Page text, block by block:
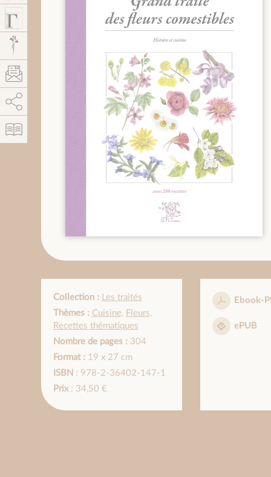
Collection : Les traités
Thèmes : Cuisine, Fleurs,
Recettes thématiques
Nombre de pages :304
Format :19 x 27 cm
ISBN : 978-2-36402-147-1
Prix: 34,50 €
Ebook-
ePUB
Autoriser